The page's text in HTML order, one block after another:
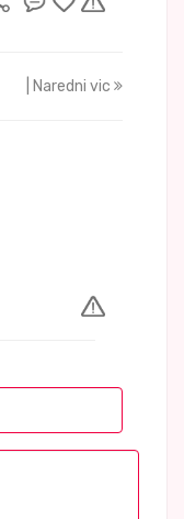
| Naredni vic